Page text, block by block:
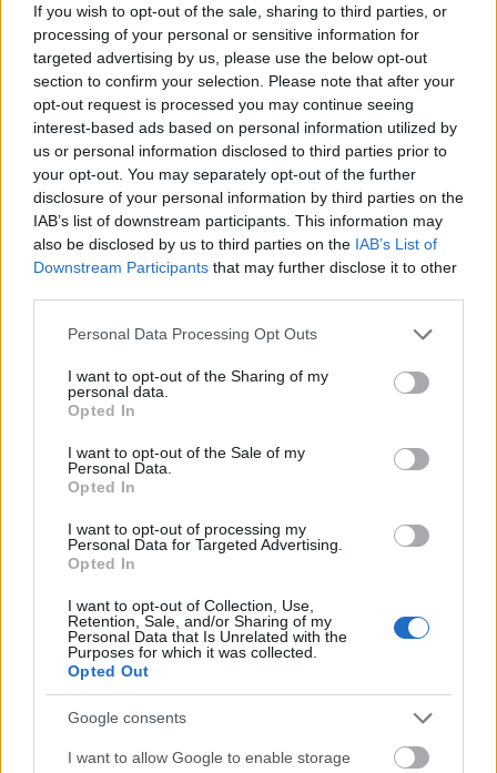
If you wish to opt-out of the sale, sharing to third parties, or
processing of your personal or sensitive information for
targeted advertising by us, please use the below opt-out
section to confirm your selection. Please note that after your
opt-out request is processed you may continue seeing
interest-based ads based on personal information utilized by
us or personal information disclosed to third parties prior to
your opt-out. You may separately opt-out of the further
disclosure of your personal information by third parties on the
IAB’s list of downstream participants. This information may
also be disclosed by us to third parties on the IAB’s List of
Downstream Participants that may further disclose it to other
Please note that this website/app uses one or more Google
not limited to your visit or usage behaviour. You may click to
grant or deny consent to Google and its third-party tags to
use your data for below specified purposes in below Google
consent section.
Personal Data Processing Opt Outs
I want to opt-out of the Sharing of my
personal data.
Opted In
I want to opt-out of the Sale of my
Personal Data.
Opted In
I want to opt-out of processing my
Personal Data for Targeted Advertising.
Opted In
I want to opt-out of Collection, Use,
Retention, Sale, and/or Sharing of my
Personal Data that Is Unrelated with the
Purposes for which it was collected.
Opted Out
Google consents
I want to allow Google to enable storage
Egy családi dinamikán belül olyan könnyű lehet belecsúszni a fenti én-
állapotokba. Az én-állapotok a felnőtt gyermekek és szüleik között is
igazán nyilvánvalóak lehetnek. Például amikor átlépjük a gyermekkori
otthonunk küszöbét, a gyermeki állapotba léphetünk, ironikus módon a
szüleink a felnőtt állapotban találkoznak velünk, így különösen
tudatosan kell viselkednünk, hogy a felnőtt állapotban legyünk. Van úgy,
hogy a pár egy tagja, de akár mindketten is azt érezhetik, hogy a
partnerük a szülőjükké vált, aki megmondja nekik, hogy mit tegyenek stb.
Ez pedig ahhoz vezet, hogy automatikusan átcsúsznak a gyermeki
állapotba, ami konfliktushoz vezethet a kapcsolatban, és olyan
mondatokhoz, mint„úgy viselkedik, mint az anyám”.El kell azonban
mondani, hogy mindenkinek egyéni felelőssége, hogy tudja, milyen én-
állapotban van, ezért érdemes lehet tudatosítani, hogy mikor csúszunk
Mit tehetünk?
Az én-állapotok felismerése: Kezdd azzal, hogy különböző helyzetekben
azonosítod saját és partnered én-állapotait. Vedd észre azokat a
amelyek megfelelnek a szülő, felnőtt és gyermek én-állapotoknak. A
fokozott tudatosság lehetővé teszi a tudatosabb és szándékosabb
interakciókat.
A felnőtt-felnőtt kommunikáció elősegítése: Törekedj a kommunikációra
a felnőtt én-állapotodból kiindulva, ahol mindketten nyílt, őszinte és
empatikus megértésre és az együttműködő problémamegoldásra. Kerüld
a szülő-gyermek dinamikába való belecsúszást, ahol az egyikőtök szülői
vagy gyermeki szerepet vállal, ami konfliktushoz és nehezteléshez
vezethet.
Navigálás a szülő-gyermek interakciókban: Szülői vagy gyermeki én-
állapotok jelennek meg az interakciókban, vizsgáld meg a mögöttes
dinamikát és annak hatását a kapcsolatra. Gyakorold az egészséges